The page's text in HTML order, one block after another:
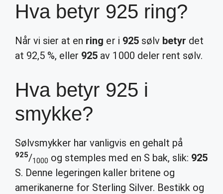
Hva betyr 925 ring?
Når vi sier at en ring er i 925sølv betyr det
at 92,5 %, eller 925 av 1000 deler rent sølv.
Hva betyr 925 i
smykke?
Sølvsmykker har vanligvis en gehalt på
925/1000 og stemples med en S bak, slik: 925
S. Denne legeringen kaller britene og
amerikanerne for Sterling Silver. Bestikk og